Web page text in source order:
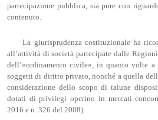
partecipazione pubblica, sia pure con
contenuto.
La giurisprudenza costituzionale ha
all’attività di società partecipate dalle
dell’«ordinamento civile», in quanto volte
soggetti di diritto privato, nonché a quella
considerazione dello scopo di talune
dotati di privilegi operino in mercati
2016 e n. 326 del 2008).